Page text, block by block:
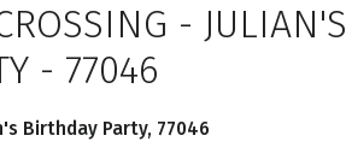
- JULIAN'S
- 77046
Birthday Party, 77046